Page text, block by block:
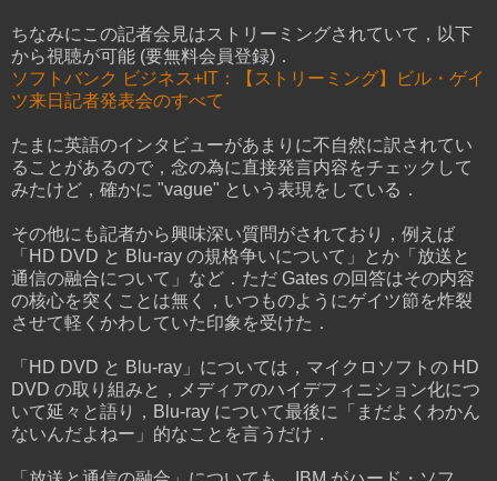
ちなみにこの記者会見はストリーミングされていて，以下
から視聴が可能 (要無料会員登録)．
ソフトバンク ビジネス+IT：【ストリーミング】ビル・ゲイ
ツ来日記者発表会のすべて
たまに英語のインタビューがあまりに不自然に訳されてい
ることがあるので，念の為に直接発言内容をチェックして
みたけど，確かに "vague" という表現をしている．
その他にも記者から興味深い質問がされており，例えば
「HD DVD と Blu-ray の規格争いについて」とか「放送と
通信の融合について」など．ただ Gates の回答はその内容
の核心を突くことは無く，いつものようにゲイツ節を炸裂
させて軽くかわしていた印象を受けた．
「HD DVD と Blu-ray」については，マイクロソフトの HD
DVD の取り組みと，メディアのハイデフィニション化につ
いて延々と語り，Blu-ray について最後に「まだよくわかん
ないんだよねー」的なことを言うだけ．